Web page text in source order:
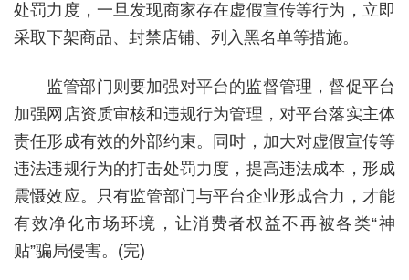
处罚力度，一旦发现商家存在虚假宣传等行为，立即
采取下架商品、封禁店铺、列入黑名单等措施。
监管部门则要加强对平台的监督管理，督促平台
加强网店资质审核和违规行为管理，对平台落实主体
责任形成有效的外部约束。同时，加大对虚假宣传等
违法违规行为的打击处罚力度，提高违法成本，形成
震慑效应。只有监管部门与平台企业形成合力，才能
有效净化市场环境，让消费者权益不再被各类“神
贴”骗局侵害。(完)